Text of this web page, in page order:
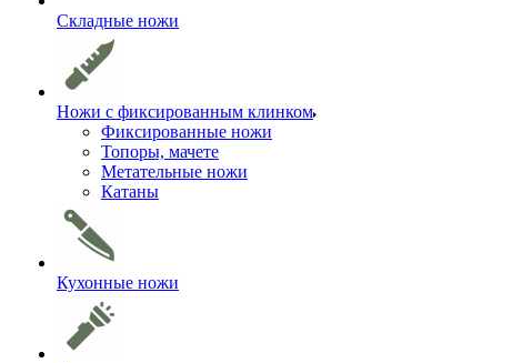
Складные ножи
Ножи с фиксированным клинком
Фиксированные ножи
Топоры, мачете
Метательные ножи
Катаны
Кухонные ножи